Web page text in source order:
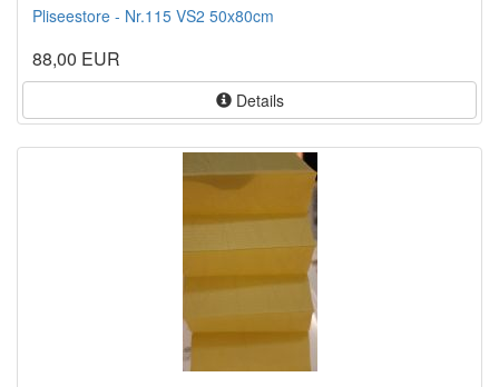
Pliseestore - Nr.115 VS2 50x80cm
88,00 EUR
Details